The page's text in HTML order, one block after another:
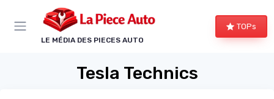
LE MÉDIA DES PIECES AUTO
TOPs
Tesla Technics
Panneau de gestion des cookies